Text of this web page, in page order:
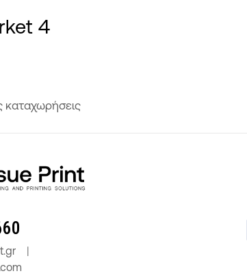
4
καταχωρήσεις
|